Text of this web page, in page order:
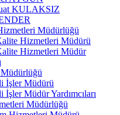
KULAKSIZ
Müdürlüğü
Hizmetleri Müdürü
Hizmetleri Müdür
İşler Müdürü
Müdür Yardımcıları
Müdürlüğü